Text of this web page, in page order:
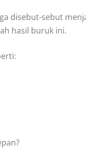
disebut-sebut
hasil buruk ini.